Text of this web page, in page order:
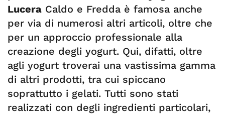
Lucera Caldo e Fredda è famosa anche
per via di numerosi altri articoli, oltre che
per un approccio professionale alla
creazione degli yogurt. Qui, difatti, oltre
agli yogurt troverai una vastissima gamma
di altri prodotti, tra cui spiccano
soprattutto i gelati. Tutti sono stati
realizzati con degli ingredienti particolari,